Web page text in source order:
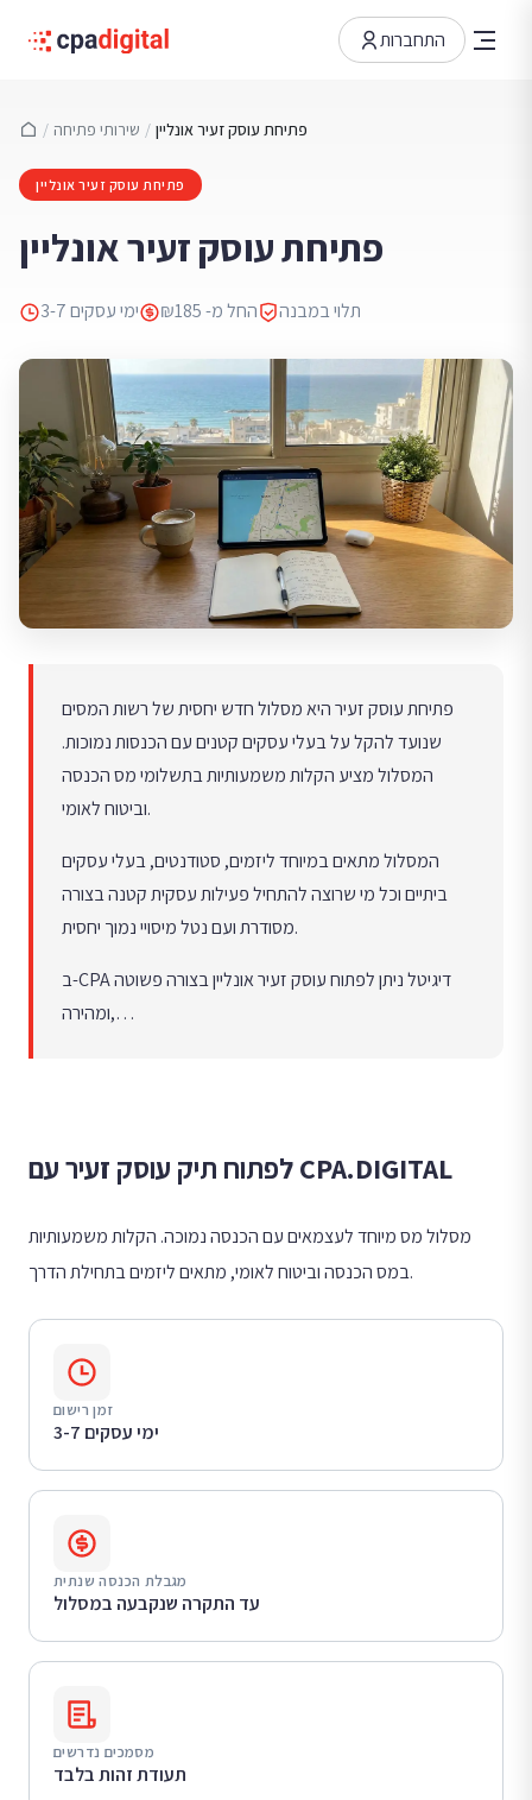
התחברות
/ שירותי פתיחה / פתיחת עוסק זעיר אונליין
פתיחת עוסק זעיר אונליין
פתיחת עוסק זעיר אונליין
3-7 ימי עסקים החל מ- ₪185 תלוי במבנה
פתיחת עוסק זעיר היא מסלול חדש יחסית של רשות המסים
שנועד להקל על בעלי עסקים קטנים עם הכנסות נמוכות.
המסלול מציע הקלות משמעותיות בתשלומי מס הכנסה
וביטוח לאומי.
המסלול מתאים במיוחד ליזמים, סטודנטים, בעלי עסקים
ביתיים וכל מי שרוצה להתחיל פעילות עסקית קטנה בצורה
מסודרת ועם נטל מיסויי נמוך יחסית.
ב-CPA דיגיטל ניתן לפתוח עוסק זעיר אונליין בצורה פשוטה
ומהירה,…
לפתוח תיק עוסק זעיר עם CPA.DIGITAL
מסלול מס מיוחד לעצמאים עם הכנסה נמוכה. הקלות משמעותיות
במס הכנסה וביטוח לאומי, מתאים ליזמים בתחילת הדרך.
זמן רישום
3-7 ימי עסקים
מגבלת הכנסה שנתית
עד התקרה שנקבעה במסלול
מסמכים נדרשים
תעודת זהות בלבד